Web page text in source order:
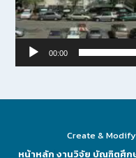
00:00
Create &
หน้าหลัก งานวิจัย บัณฑิตศึก